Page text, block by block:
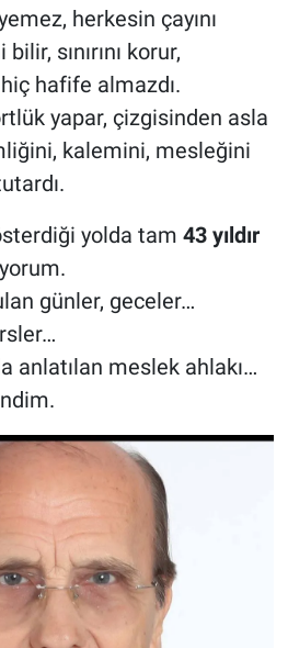
herkesin çayını
sınırını korur,
hiç hafife almazdı.
yapar, çizgisinden asla
kalemini, mesleğini
yolda tam 43 yıldır
günler, geceler…
anlatılan meslek ahlakı…